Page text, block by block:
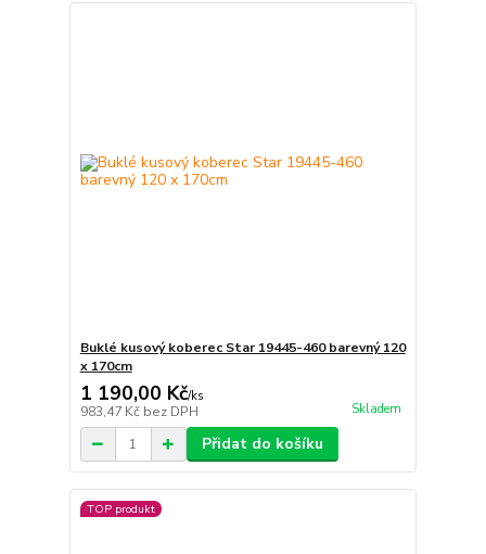
Buklé kusový koberec Star 19445-460 barevný 120
x 170cm
1 190,00 Kč/ks
983,47 Kč bez DPH Skladem
Přidat do košíku
TOP produkt